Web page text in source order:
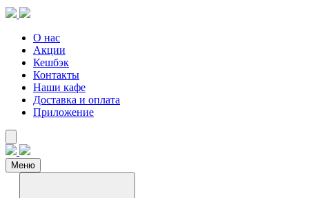
О нас
Акции
Кешбэк
Контакты
Наши кафе
Доставка и оплата
Приложение
Меню